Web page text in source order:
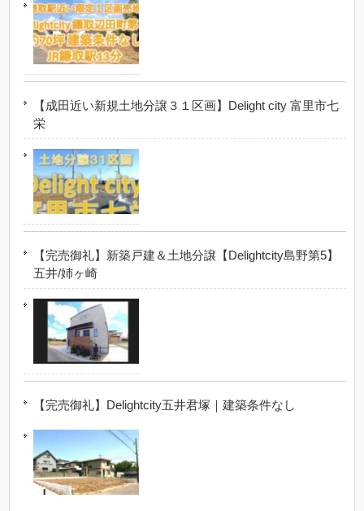
【成田近い新規土地分譲３１区画】Delight city 富里市七
栄
【完売御礼】新築戸建＆土地分譲【Delightcity島野第5】
五井/姉ヶ崎
【完売御礼】Delightcity五井君塚｜建築条件なし